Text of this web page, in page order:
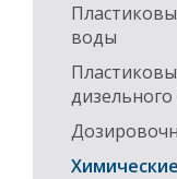
воды